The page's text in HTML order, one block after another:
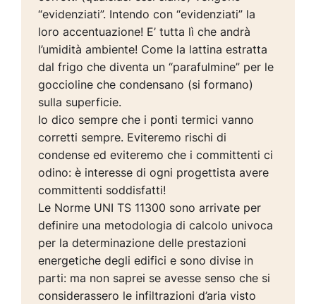
“evidenziati”. Intendo con “evidenziati” la
loro accentuazione! E’ tutta lì che andrà
l’umidità ambiente! Come la lattina estratta
dal frigo che diventa un “parafulmine” per le
goccioline che condensano (si formano)
sulla superficie.
Io dico sempre che i ponti termici vanno
corretti sempre. Eviteremo rischi di
condense ed eviteremo che i committenti ci
odino: è interesse di ogni progettista avere
committenti soddisfatti!
Le Norme UNI TS 11300 sono arrivate per
definire una metodologia di calcolo univoca
per la determinazione delle prestazioni
energetiche degli edifici e sono divise in
parti: ma non saprei se avesse senso che si
considerassero le infiltrazioni d’aria visto